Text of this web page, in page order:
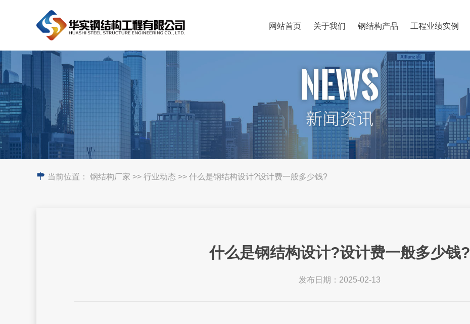
网站首页 关于我们 钢结构产品 工程业绩实例
当前位置： 钢结构厂家 >> 行业动态 >> 什么是钢结构设计?设计费一般多少钱?
什么是钢结构设计?设计费一般多少钱?
发布日期：2025-02-13